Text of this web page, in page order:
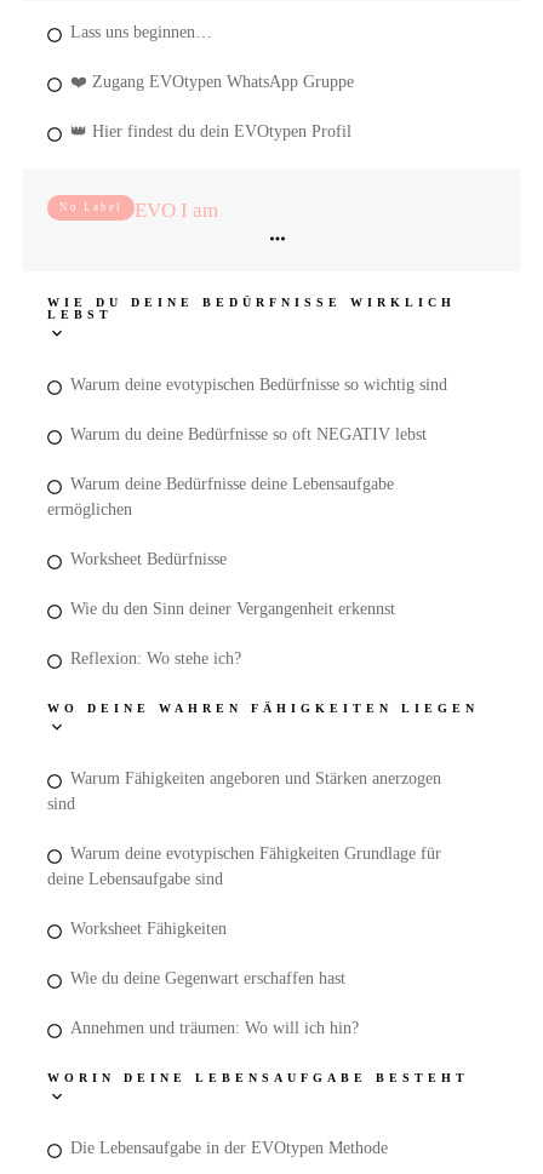
Lass uns beginnen…
❤️ Zugang EVOtypen WhatsApp Gruppe
👑 Hier findest du dein EVOtypen Profil
No Label EVO I am
WIE DU DEINE BEDÜRFNISSE WIRKLICH
LEBST
Warum deine evotypischen Bedürfnisse so wichtig sind
Warum du deine Bedürfnisse so oft NEGATIV lebst
Warum deine Bedürfnisse deine Lebensaufgabe
ermöglichen
Worksheet Bedürfnisse
Wie du den Sinn deiner Vergangenheit erkennst
Reflexion: Wo stehe ich?
WO DEINE WAHREN FÄHIGKEITEN LIEGEN
Warum Fähigkeiten angeboren und Stärken anerzogen
sind
Warum deine evotypischen Fähigkeiten Grundlage für
deine Lebensaufgabe sind
Worksheet Fähigkeiten
Wie du deine Gegenwart erschaffen hast
Annehmen und träumen: Wo will ich hin?
WORIN DEINE LEBENSAUFGABE BESTEHT
Die Lebensaufgabe in der EVOtypen Methode